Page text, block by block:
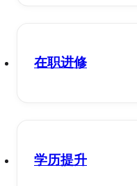
在职进修
学历提升